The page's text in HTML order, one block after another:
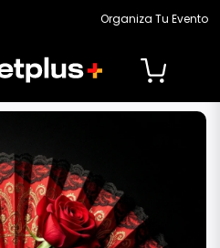
cambiar idiomaOrganiza Tu Evento